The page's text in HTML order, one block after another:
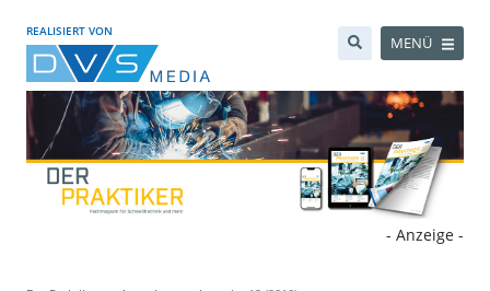
REALISIERT VON
MENÜ
- Anzeige -